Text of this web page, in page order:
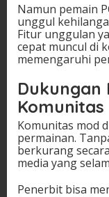
Namun pemain
unggul
Fitur unggulan
cepat muncul di
memengaruhi
Dukungan
Komunitas
Komunitas mod
permainan.
berkurang
media yang
Penerbit bisa